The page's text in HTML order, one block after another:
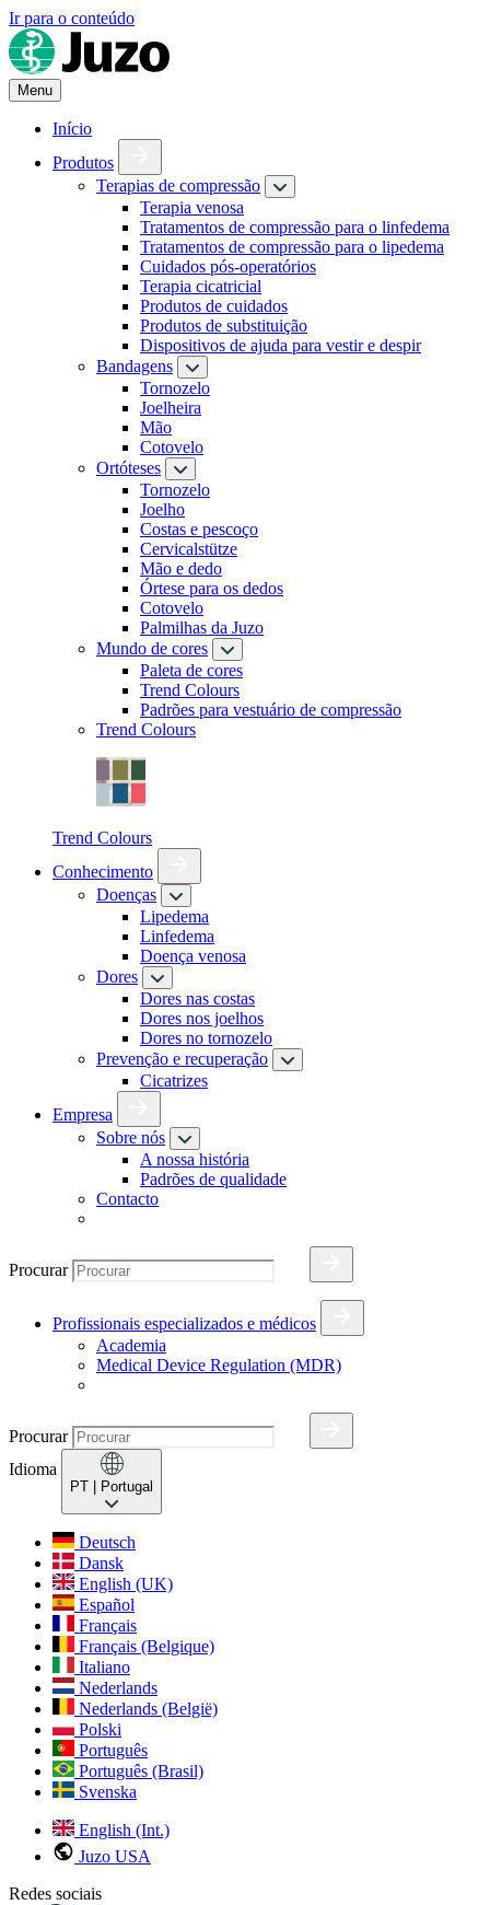
Ir para o conteúdo
Menu
Início
Produtos
Terapias de compressão
Terapia venosa
Tratamentos de compressão para o linfedema
Tratamentos de compressão para o lipedema
Cuidados pós-operatórios
Terapia cicatricial
Produtos de cuidados
Produtos de substituição
Dispositivos de ajuda para vestir e despir
Bandagens
Tornozelo
Joelheira
Mão
Cotovelo
Ortóteses
Tornozelo
Joelho
Costas e pescoço
Cervicalstütze
Mão e dedo
Órtese para os dedos
Cotovelo
Palmilhas da Juzo
Mundo de cores
Paleta de cores
Trend Colours
Padrões para vestuário de compressão
Trend Colours
Trend Colours
Conhecimento
Doenças
Lipedema
Linfedema
Doença venosa
Dores
Dores nas costas
Dores nos joelhos
Dores no tornozelo
Prevenção e recuperação
Cicatrizes
Empresa
Sobre nós
A nossa história
Padrões de qualidade
Contacto
Procurar
Profissionais especializados e médicos
Academia
Medical Device Regulation (MDR)
Procurar
Idioma
PT | Portugal
Deutsch
Dansk
English (UK)
Español
Français
Français (Belgique)
Italiano
Nederlands
Nederlands (België)
Polski
Português
Português (Brasil)
Svenska
English (Int.)
Juzo USA
Redes sociais